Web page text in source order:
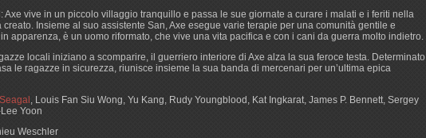
Axe vive in un piccolo villaggio tranquillo e passa le sue giornate a curare i malati e i feriti nella
creato. Insieme al suo assistente San, Axe esegue varie terapie per una comunità gentile e
apparenza, è un uomo riformato, che vive una vita pacifica e con i cani da guerra molto indietro.
locali iniziano a scomparire, il guerriero interiore di Axe alza la sua feroce testa. Determinato
le ragazze in sicurezza, riunisce insieme la sua banda di mercenari per un’ultima epica
, Louis Fan Siu Wong, Yu Kang, Rudy Youngblood, Kat Ingkarat, James P. Bennett, Sergey
Yoon
Weschler